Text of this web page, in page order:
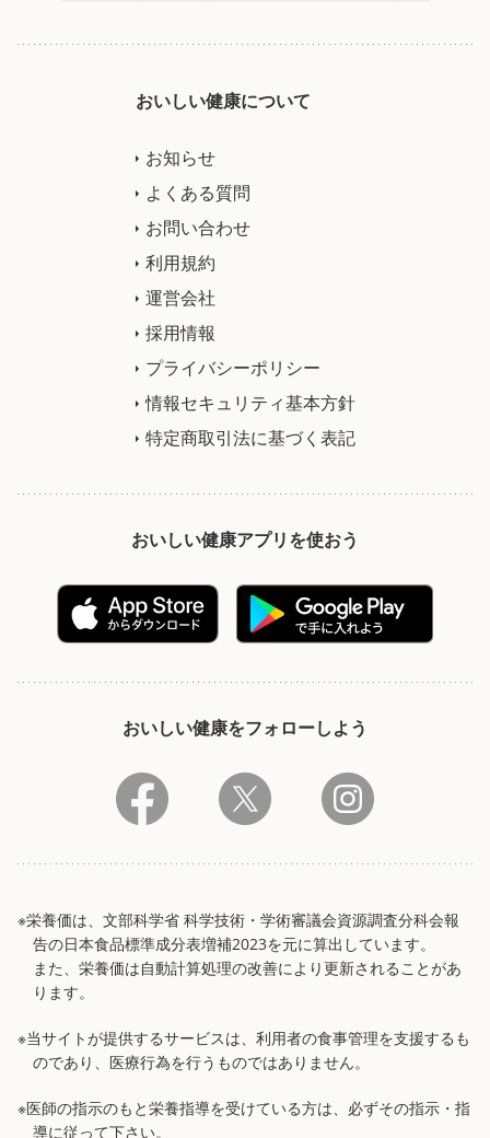
おいしい健康について
お知らせ
よくある質問
お問い合わせ
利用規約
運営会社
採用情報
プライバシーポリシー
情報セキュリティ基本方針
特定商取引法に基づく表記
おいしい健康アプリを使おう
おいしい健康をフォローしよう
※栄養価は、文部科学省 科学技術・学術審議会資源調査分科会報
告の日本食品標準成分表増補2023を元に算出しています。
また、栄養価は自動計算処理の改善により更新されることがあ
ります。
※当サイトが提供するサービスは、利用者の食事管理を支援するも
のであり、医療行為を行うものではありません。
※医師の指示のもと栄養指導を受けている方は、必ずその指示・指
導に従って下さい。